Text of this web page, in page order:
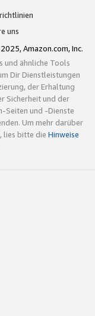
uns
Amazon.com, Inc.
und ähnliche Tools
Dir Dienstleistungen
der Erhaltung
Sicherheit und der
Seiten und -Dienste
Um mehr darüber
lies bitte die Hinweise